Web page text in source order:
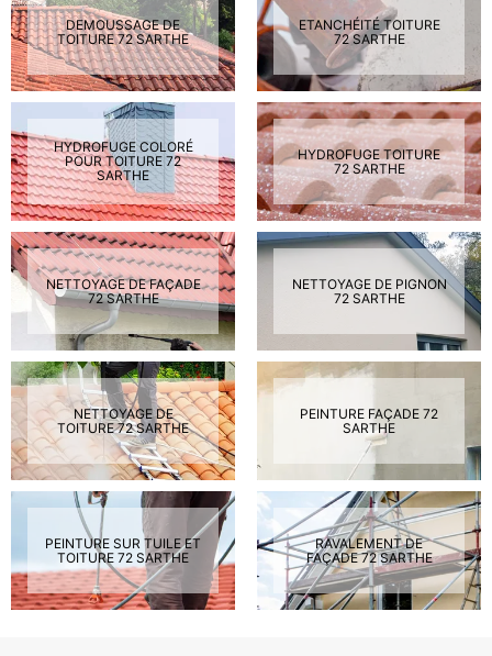
DEMOUSSAGE DE
TOITURE 72 SARTHE
ETANCHÉITÉ TOITURE
72 SARTHE
HYDROFUGE COLORÉ
POUR TOITURE 72
SARTHE
HYDROFUGE TOITURE
72 SARTHE
NETTOYAGE DE FAÇADE
72 SARTHE
NETTOYAGE DE PIGNON
72 SARTHE
NETTOYAGE DE
TOITURE 72 SARTHE
PEINTURE FAÇADE 72
SARTHE
PEINTURE SUR TUILE ET
TOITURE 72 SARTHE
RAVALEMENT DE
FAÇADE 72 SARTHE